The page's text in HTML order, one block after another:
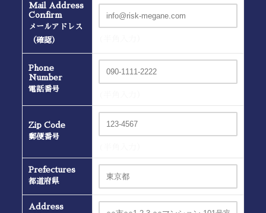
Mail Address
Confirm
メールアドレス
（確認）
Phone
Number
電話番号
Zip Code
郵便番号
Prefectures
都道府県
Address